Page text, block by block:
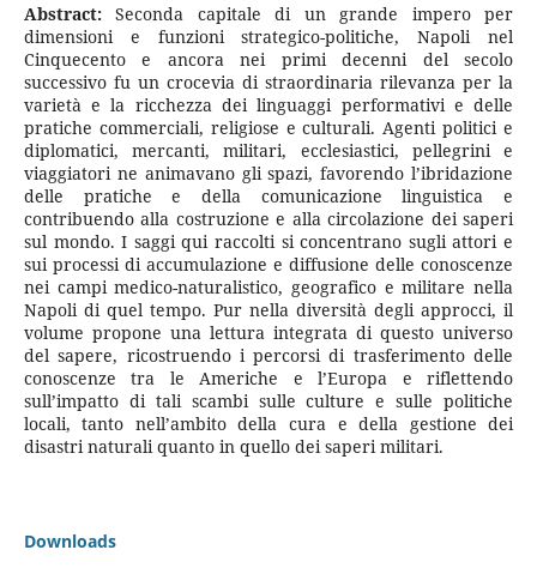
Abstract:Seconda capitale di un grande impero per
dimensioni e funzioni strategico-politiche, Napoli nel
Cinquecento e ancora nei primi decenni del secolo
successivo fu un crocevia di straordinaria rilevanza per la
varietà e la ricchezza dei linguaggi performativi e delle
pratiche commerciali, religiose e culturali. Agenti politici e
diplomatici, mercanti, militari, ecclesiastici, pellegrini e
viaggiatori ne animavano gli spazi, favorendo l’ibridazione
delle pratiche e della comunicazione linguistica e
contribuendo alla costruzione e alla circolazione dei saperi
sul mondo. I saggi qui raccolti si concentrano sugli attori e
sui processi di accumulazione e diffusione delle conoscenze
nei campi medico-naturalistico, geografico e militare nella
Napoli di quel tempo. Pur nella diversità degli approcci, il
volume propone una lettura integrata di questo universo
del sapere, ricostruendo i percorsi di trasferimento delle
conoscenze tra le Americhe e l’Europa e riflettendo
sull’impatto di tali scambi sulle culture e sulle politiche
locali, tanto nell’ambito della cura e della gestione dei
disastri naturali quanto in quello dei saperi militari.
Downloads